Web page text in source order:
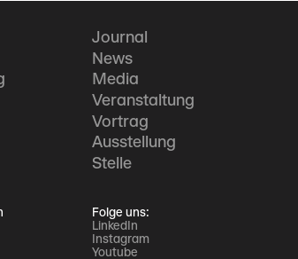
Journal
News
Media
Veranstaltung
Vortrag
Ausstellung
Stelle
Folge uns:
LinkedIn
Instagram
Youtube